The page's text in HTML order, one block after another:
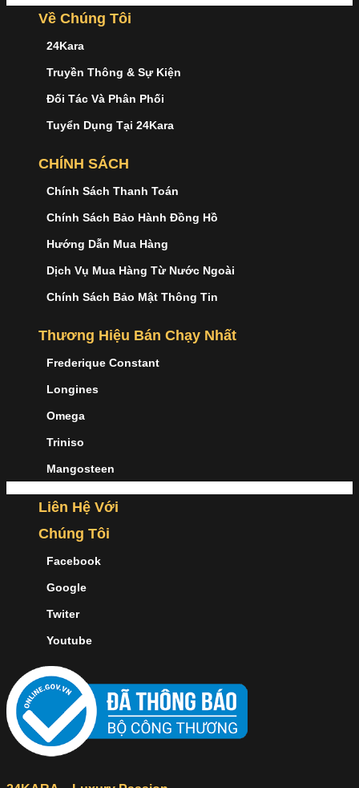
Về Chúng Tôi
24Kara
Truyền Thông & Sự Kiện
Đối Tác Và Phân Phối
Tuyển Dụng Tại 24Kara
CHÍNH SÁCH
Chính Sách Thanh Toán
Chính Sách Bảo Hành Đồng Hồ
Hướng Dẫn Mua Hàng
Dịch Vụ Mua Hàng Từ Nước Ngoài
Chính Sách Bảo Mật Thông Tin
Thương Hiệu Bán Chạy Nhất
Frederique Constant
Longines
Omega
Triniso
Mangosteen
Liên Hệ Với
Chúng Tôi
Facebook
Google
Twiter
Youtube